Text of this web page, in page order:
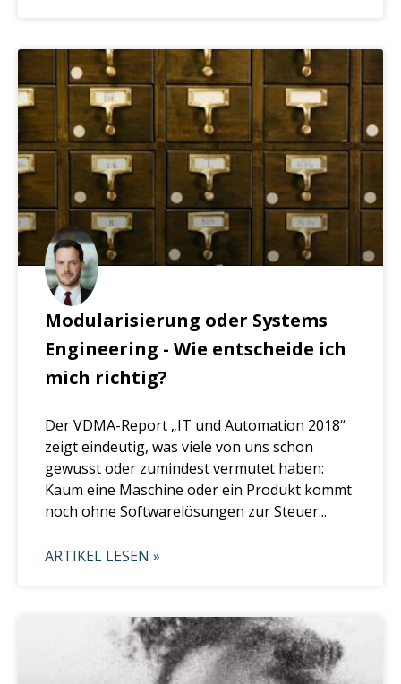
Modularisierung oder Systems
Engineering - Wie entscheide ich
mich richtig?
Der VDMA-Report „IT und Automation 2018“
zeigt eindeutig, was viele von uns schon
gewusst oder zumindest vermutet haben:
Kaum eine Maschine oder ein Produkt kommt
noch ohne Softwarelösungen zur Steuer...
ARTIKEL LESEN »